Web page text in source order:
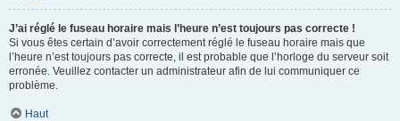
J’ai réglé le fuseau horaire mais l’heure n’est toujours pas correcte !
Si vous êtes certain d’avoir correctement réglé le fuseau horaire mais que
l’heure n’est toujours pas correcte, il est probable que l’horloge du serveur soit
erronée. Veuillez contacter un administrateur afin de lui communiquer ce
problème.
Haut